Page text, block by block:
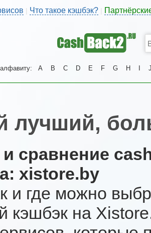
| Что такое кэшбэк?
A B C D E F G H
лучший,
и сравнение
xistore.by
и где можно
кэшбэк на